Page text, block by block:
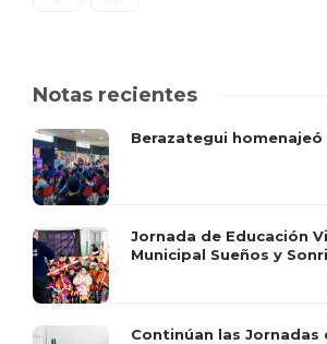
Notas recientes
Berazategui homenajeó
Jornada de Educación
Municipal Sueños y
Continúan las Jornadas